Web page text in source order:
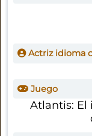
Actriz idioma
Juego
Atlantis: El